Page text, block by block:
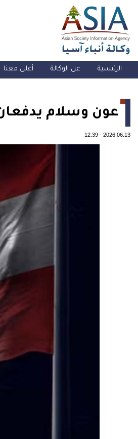
الرئيسية عن الوكالة أعلن معنا
عون وسلام
2026.06.13
-
12:39